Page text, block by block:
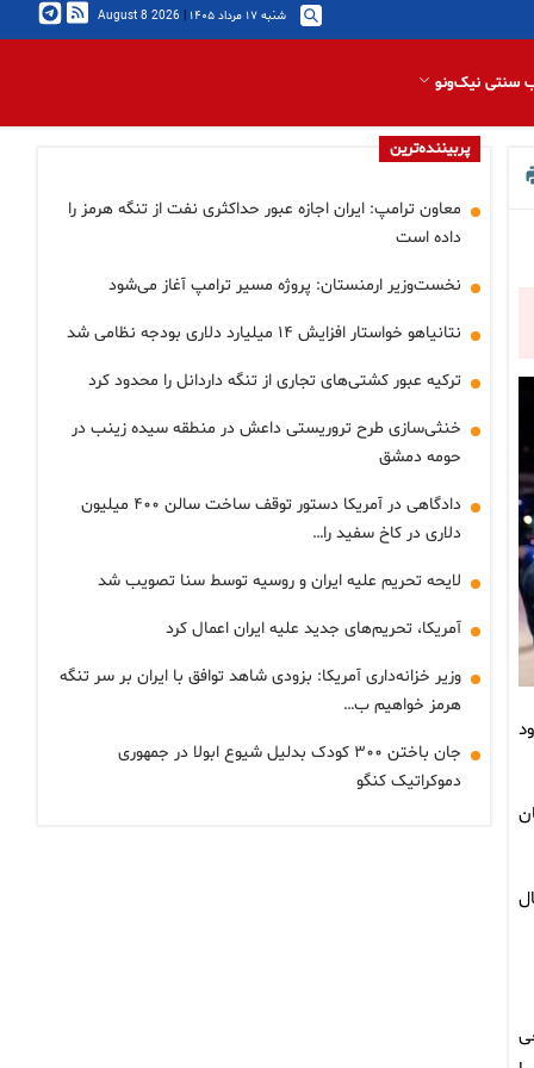
شنبه ۱۷ مرداد ۱۴۰۵ |
2026 August 8
سنتی نیک‌ونو
پربیننده‌ترین
معاون ترامپ: ایران اجازه عبور حداکثری نفت از تنگه هرمز را
داده است
نخست‌وزیر ارمنستان: پروژه مسیر ترامپ آغاز می‌شود
نتانیاهو خواستار افزایش ۱۴ میلیارد دلاری بودجه نظامی شد
ترکیه عبور کشتی‌های تجاری از تنگه داردانل را محدود کرد
خنثی‌سازی طرح تروریستی داعش در منطقه سیده زینب در
حومه دمشق
دادگاهی در آمریکا دستور توقف ساخت سالن ۴۰۰ میلیون
دلاری در کاخ سفید را…
لایحه تحریم علیه ایران و روسیه توسط سنا تصویب شد
آمریکا، تحریم‌های جدید علیه ایران اعمال کرد
وزیر خزانه‌داری آمریکا: بزودی شاهد توافق با ایران بر سر تنگه
هرمز خواهیم ب…
جان باختن ۳۰۰ کودک بدلیل شیوع ابولا در جمهوری
دموکراتیک کنگو